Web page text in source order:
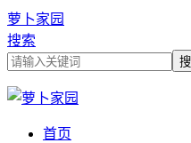
萝卜家园
搜索
首页